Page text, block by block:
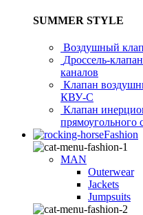
SUMMER STYLE
Воздушный
Дроссель-
каналов
Клапан
КВУ-С
Клапан
прямоугольного
Fashion
MAN
Outerwear
Jackets
Jumpsuits